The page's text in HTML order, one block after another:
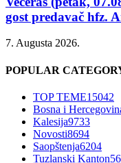
gost predavač hfz.
7. Augusta 2026.
POPULAR
TOP TEME15042
Bosna i
Kalesija9733
Novosti8694
Saopštenja6204
Tuzlanski Kanton